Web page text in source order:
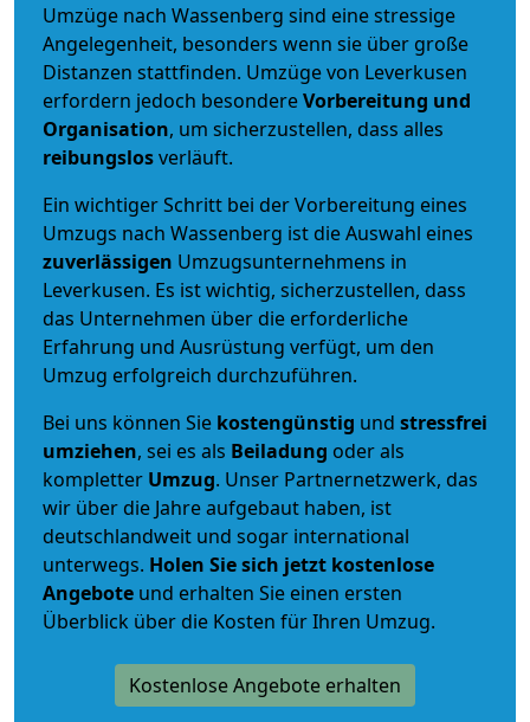
Umzüge nach Wassenberg sind eine stressige
Angelegenheit, besonders wenn sie über große
Distanzen stattfinden. Umzüge von Leverkusen
erfordern jedoch besondereVorbereitung und
Organisation, um sicherzustellen, dass alles
reibungslosverläuft.
Ein wichtiger Schritt bei der Vorbereitung eines
Umzugs nach Wassenberg ist die Auswahl eines
zuverlässigen Umzugsunternehmens in
Leverkusen. Es ist wichtig, sicherzustellen, dass
das Unternehmen über die erforderliche
Erfahrung und Ausrüstung verfügt, um den
Umzug erfolgreich durchzuführen.
Bei uns können Sie kostengünstig und stressfrei
umziehen, sei es als Beiladung oder als
kompletter Umzug. Unser Partnernetzwerk, das
wir über die Jahre aufgebaut haben, ist
deutschlandweit und sogar international
unterwegs. Holen Sie sich jetzt kostenlose
Angebote und erhalten Sie einen ersten
Überblick über die Kosten für Ihren Umzug.
Kostenlose Angebote erhalten